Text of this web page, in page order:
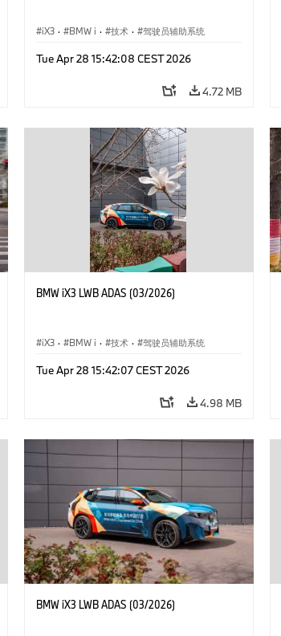
iX3 · BMW i · 技术 · 驾驶员辅助系统
Tue Apr 28 15:42:08 CEST 2026
4.72 MB
BMW iX3 LWB ADAS (03/2026)
iX3 · BMW i · 技术 · 驾驶员辅助系统
Tue Apr 28 15:42:07 CEST 2026
4.98 MB
BMW iX3 LWB ADAS (03/2026)